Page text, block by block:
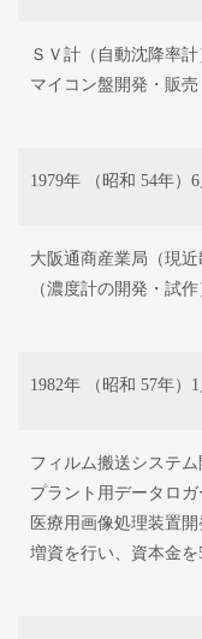
ＳＶ計（自動沈降率
マイコン盤開発・販売
1979年 （昭和 54年）6
大阪通商産業局（現
（濃度計の開発・試
1982年 （昭和 57年）
フィルム搬送システ
プラント用データロ
医療用画像処理装置
増資を行い、資本金を